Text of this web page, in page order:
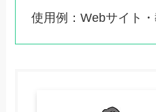
使用例：Webサイト